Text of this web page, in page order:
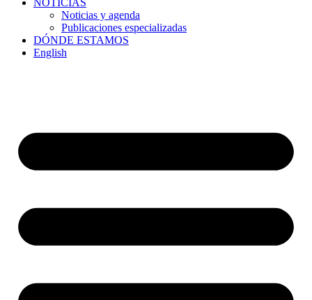
NOTICIAS
Noticias y agenda
Publicaciones especializadas
DÓNDE ESTAMOS
English